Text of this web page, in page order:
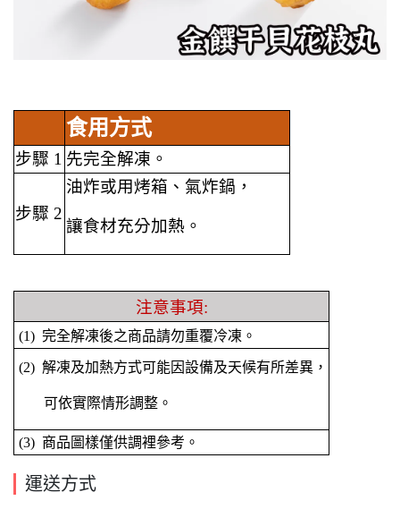
食用方式
步驟 1 先完全解凍。
步驟 2
油炸或用烤箱、氣炸鍋，
讓食材充分加熱。
注意事項:
(1) 完全解凍後之商品請勿重覆冷凍。
(2) 解凍及加熱方式可能因設備及天候有所差異，
可依實際情形調整。
(3) 商品圖樣僅供調裡參考。
運送方式